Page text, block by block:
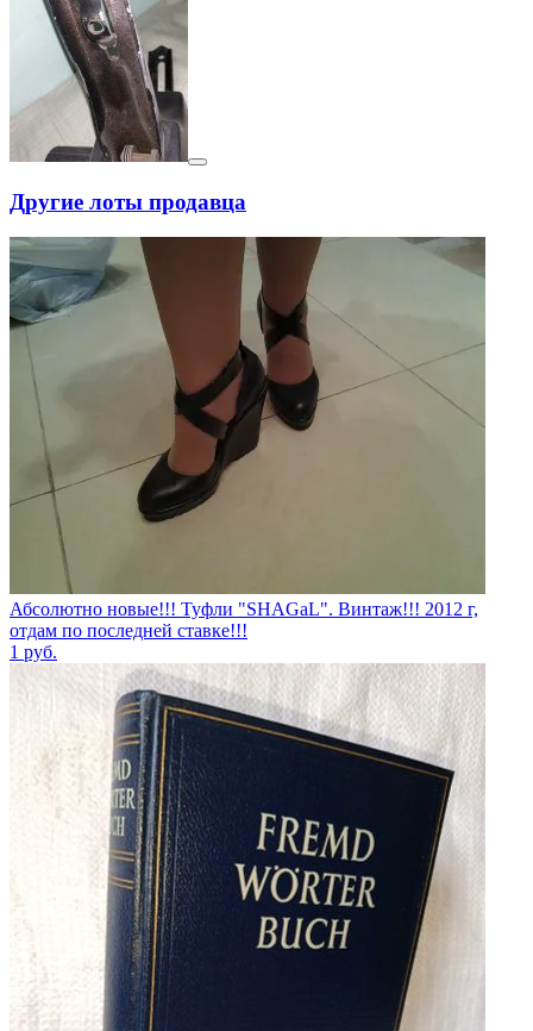
Другие лоты продавца
Абсолютно новые!!! Туфли "SHAGаL". Винтаж!!! 2012 г,
отдам по последней ставке!!!
1 руб.